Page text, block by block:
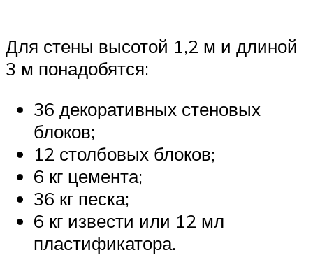
Для стены высотой 1,2 м и длиной
3 м понадобятся:
36 декоративных стеновых
блоков;
12 столбовых блоков;
6 кг цемента;
36 кг песка;
6 кг извести или 12 мл
пластификатора.